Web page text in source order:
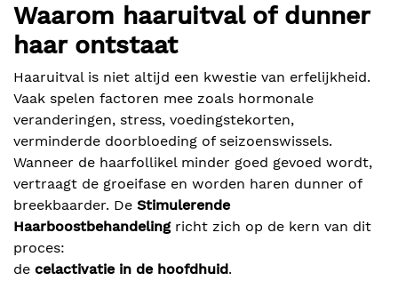
Waarom haaruitval of dunner
haar ontstaat
Haaruitval is niet altijd een kwestie van erfelijkheid.
Vaak spelen factoren mee zoals hormonale
veranderingen, stress, voedingstekorten,
verminderde doorbloeding of seizoenswissels.
Wanneer de haarfollikel minder goed gevoed wordt,
vertraagt de groeifase en worden haren dunner of
breekbaarder. De Stimulerende
Haarboostbehandelingricht zich op de kern van dit
proces:
de celactivatie in de hoofdhuid.